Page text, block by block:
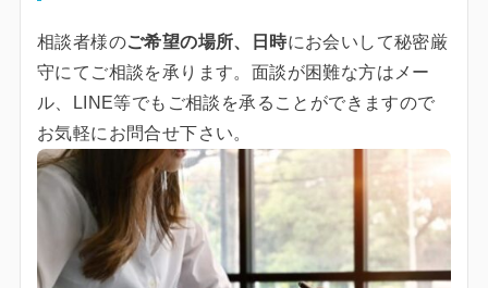
相談者様のご希望の場所、日時にお会いして秘密厳
守にてご相談を承ります。面談が困難な方はメー
ル、LINE等でもご相談を承ることができますので
お気軽にお問合せ下さい。